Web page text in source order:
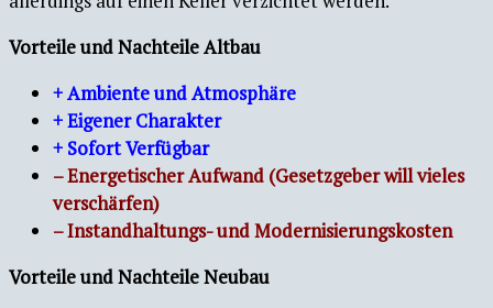
Vorteile und Nachteile Altbau
+ Ambiente und Atmosphäre
+ Eigener Charakter
+ Sofort Verfügbar
– Energetischer Aufwand (Gesetzgeber will vieles
verschärfen)
– Instandhaltungs- und Modernisierungskosten
Vorteile und Nachteile Neubau